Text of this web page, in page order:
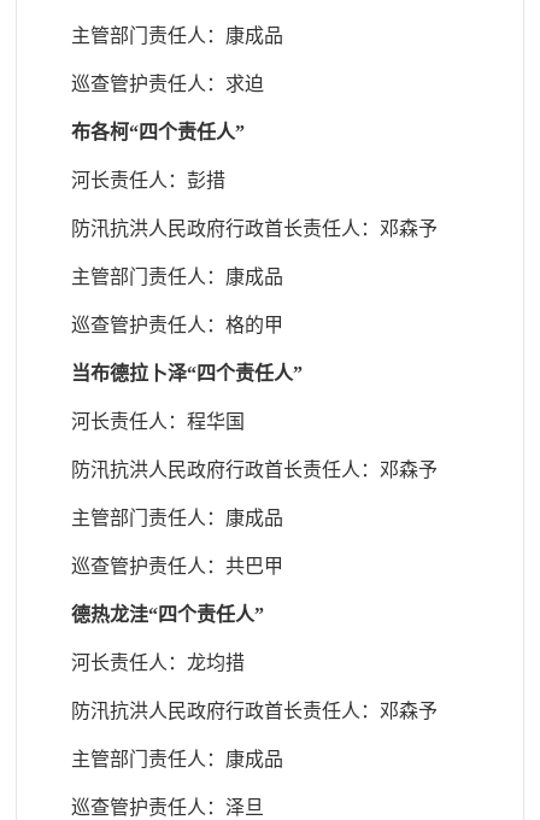
主管部门责任人 ：康成品
巡查管护责任人 ：求迫
布各柯“四个责任人”
河长责任人：彭措
防汛抗洪人民政府行政首长责任人 ：邓森予
主管部门责任人 ：康成品
巡查管护责任人 ：格的甲
当布德拉卜泽“四个责任人”
河长责任人：程华国
防汛抗洪人民政府行政首长责任人 ：邓森予
主管部门责任人 ：康成品
巡查管护责任人 ：共巴甲
德热龙洼“四个责任人”
河长责任人：龙均措
防汛抗洪人民政府行政首长责任人 ：邓森予
主管部门责任人 ：康成品
巡查管护责任人 ：泽旦